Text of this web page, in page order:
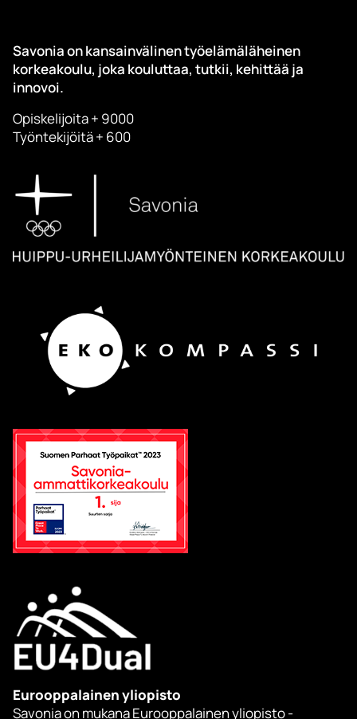
Savonia on kansainvälinen työelämäläheinen
korkeakoulu, joka kouluttaa, tutkii, kehittää ja
innovoi.
Opiskelijoita + 9000
Työntekijöitä + 600
Eurooppalainen yliopisto
Savonia on mukana Eurooppalainen yliopisto -